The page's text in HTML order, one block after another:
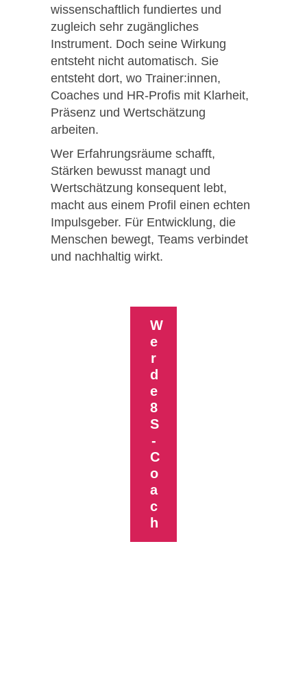
wissenschaftlich fundiertes und
zugleich sehr zugängliches
Instrument. Doch seine Wirkung
entsteht nicht automatisch. Sie
entsteht dort, wo Trainer:innen,
Coaches und HR-Profis mit Klarheit,
Präsenz und Wertschätzung
arbeiten.
Wer Erfahrungsräume schafft,
Stärken bewusst managt und
Wertschätzung konsequent lebt,
macht aus einem Profil einen echten
Impulsgeber. Für Entwicklung, die
Menschen bewegt, Teams verbindet
und nachhaltig wirkt.
W
E
R
D
E
8
S
-
C
O
A
C
H